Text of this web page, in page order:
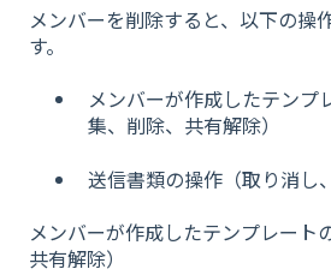
メンバーを削除すると、以下の操
す。
メンバーが作成したテンプ
集、削除、共有解除）
送信書類の操作（取り消し
メンバーが作成したテンプレート
共有解除）